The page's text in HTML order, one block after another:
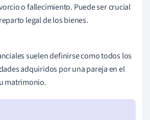
o fallecimiento. Puede ser crucial
legal de los bienes.
suelen definirse como todos los
adquiridos por una pareja en el
matrimonio.